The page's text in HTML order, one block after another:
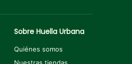
Sobre Huella Urbana
Quiénes somos